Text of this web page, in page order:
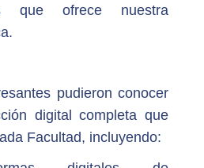
que ofrece nuestra
pudieron conocer
digital completa que
Facultad, incluyendo: